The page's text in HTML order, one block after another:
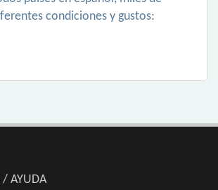
condiciones y gustos:
/ AYUDA